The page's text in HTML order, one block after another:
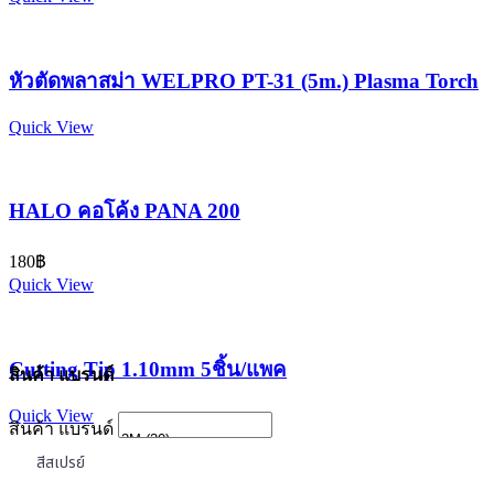
หัวตัดพลาสม่า WELPRO PT-31 (5m.) Plasma Torch
Quick View
HALO คอโค้ง PANA 200
180฿
Quick View
Cutting Tip 1.10mm 5ชิ้น/แพค
Quick View
สินค้า แบรนด์
สินค้า แบรนด์
สีสเปรย์